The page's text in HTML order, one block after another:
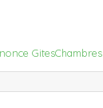
GitesChambres